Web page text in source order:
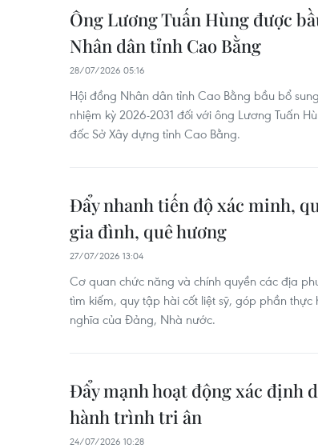
Ông Lương Tuấn Hùng được
Nhân dân tỉnh Cao Bằng
28/07/2026 05:16
Hội đồng Nhân dân tỉnh Cao Bằng bầu bổ
nhiệm kỳ 2026-2031 đối với ông Lương Tuấn
đốc Sở Xây dựng tỉnh Cao Bằng.
Đẩy nhanh tiến độ xác minh,
gia đình, quê hương
27/07/2026 13:04
Cơ quan chức năng và chính quyền các địa
tìm kiếm, quy tập hài cốt liệt sỹ, góp phần
nghĩa của Đảng, Nhà nước.
Đẩy mạnh hoạt động xác định
hành trình tri ân
24/07/2026 10:28